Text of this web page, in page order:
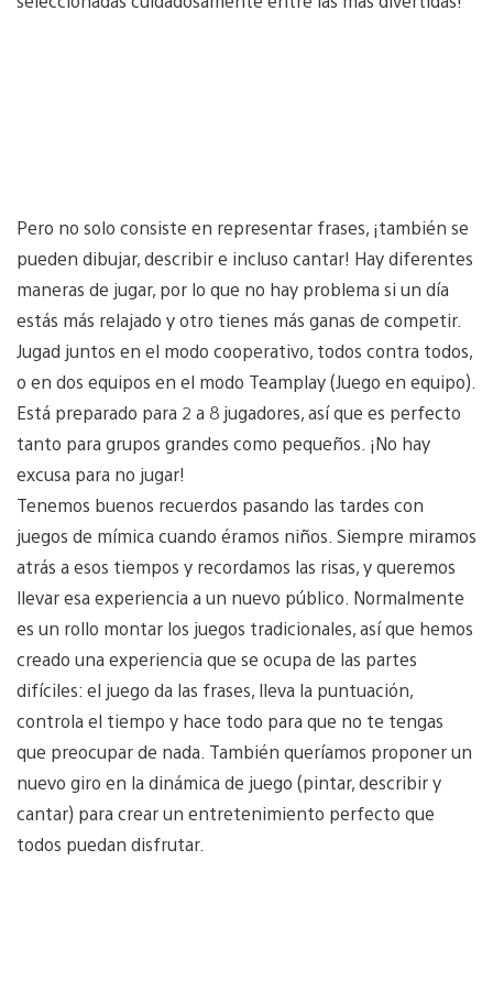
Pero no solo consiste en representar frases, ¡también se
pueden dibujar, describir e incluso cantar! Hay diferentes
maneras de jugar, por lo que no hay problema si un día
estás más relajado y otro tienes más ganas de competir.
Jugad juntos en el modo cooperativo, todos contra todos,
o en dos equipos en el modo Teamplay (Juego en equipo).
Está preparado para 2 a 8 jugadores, así que es perfecto
tanto para grupos grandes como pequeños. ¡No hay
excusa para no jugar!
Tenemos buenos recuerdos pasando las tardes con
juegos de mímica cuando éramos niños. Siempre miramos
atrás a esos tiempos y recordamos las risas, y queremos
llevar esa experiencia a un nuevo público. Normalmente
es un rollo montar los juegos tradicionales, así que hemos
creado una experiencia que se ocupa de las partes
difíciles: el juego da las frases, lleva la puntuación,
controla el tiempo y hace todo para que no te tengas
que preocupar de nada. También queríamos proponer un
nuevo giro en la dinámica de juego (pintar, describir y
cantar) para crear un entretenimiento perfecto que
todos puedan disfrutar.